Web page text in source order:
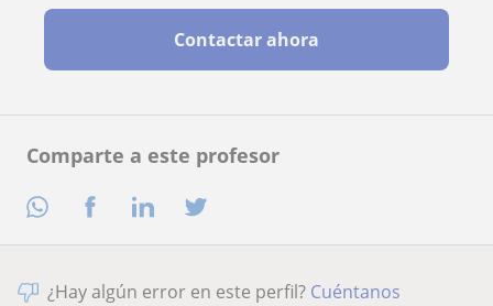
Comparte a este profesor
Contactar ahora
¿Hay algún error en este perfil? Cuéntanos